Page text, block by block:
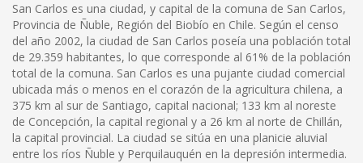
San Carlos es una ciudad, y capital de la comuna de San Carlos,
Provincia de Ñuble, Región del Biobío en Chile. Según el censo
del año 2002, la ciudad de San Carlos poseía una población total
de 29.359 habitantes, lo que corresponde al 61% de la población
total de la comuna. San Carlos es una pujante ciudad comercial
ubicada más o menos en el corazón de la agricultura chilena, a
375 km al sur de Santiago, capital nacional; 133 km al noreste
de Concepción, la capital regional y a 26 km al norte de Chillán,
la capital provincial. La ciudad se sitúa en una planicie aluvial
entre los ríos Ñuble y Perquilauquén en la depresión intermedia.